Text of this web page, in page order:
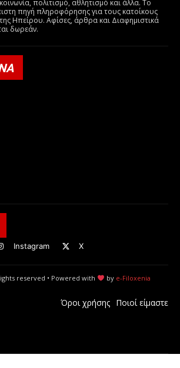
πολιτισμό, αθλητισμό και άλλα. Το
πηγή πληροφόρησης για τους κατοίκους
Ηπείρου. Αφίσες, άρθρα και Διαφημιστικά
δωρεάν.
Instagram X
reserved • Powered with by e-Filoxenia
Όροι χρήσης Ποιοί είμαστε